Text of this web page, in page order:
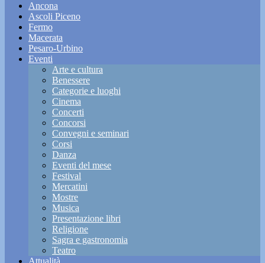
Ancona
Ascoli Piceno
Fermo
Macerata
Pesaro-Urbino
Eventi
Arte e cultura
Benessere
Categorie e luoghi
Cinema
Concerti
Concorsi
Convegni e seminari
Corsi
Danza
Eventi del mese
Festival
Mercatini
Mostre
Musica
Presentazione libri
Religione
Sagra e gastronomia
Teatro
Attualità